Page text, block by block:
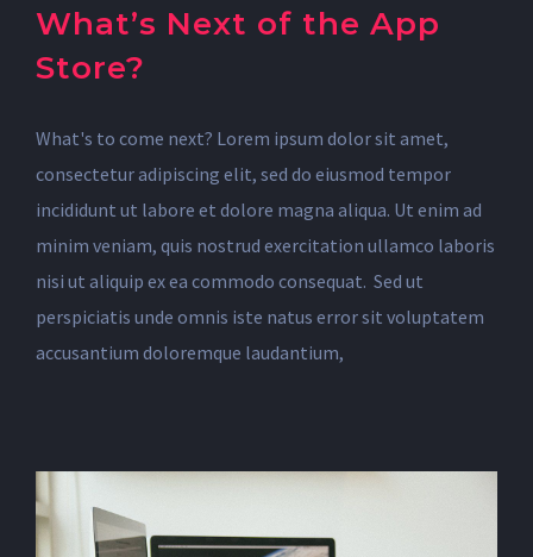
What’s Next of the App
Store?
What's to come next? Lorem ipsum dolor sit amet,
consectetur adipiscing elit, sed do eiusmod tempor
incididunt ut labore et dolore magna aliqua. Ut enim ad
minim veniam, quis nostrud exercitation ullamco laboris
nisi ut aliquip ex ea commodo consequat. Sed ut
perspiciatis unde omnis iste natus error sit voluptatem
accusantium doloremque laudantium,